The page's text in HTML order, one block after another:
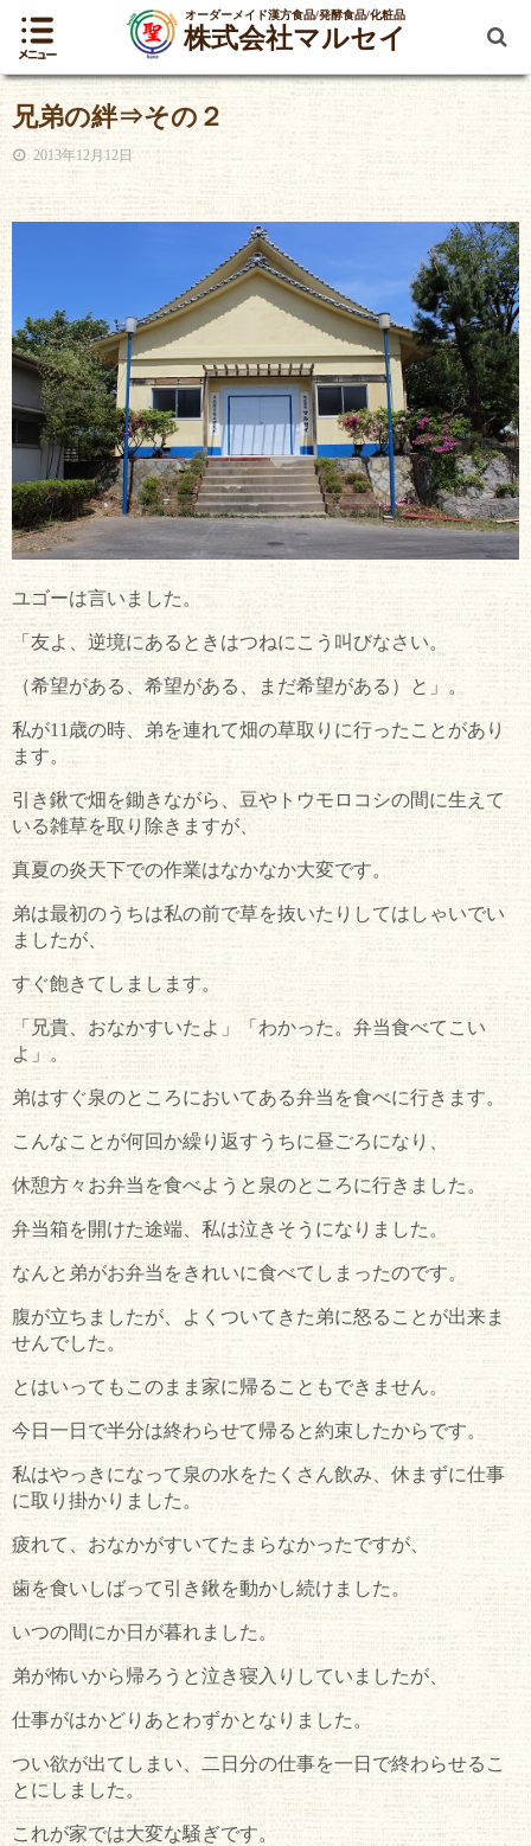
オーダーメイド漢方食品/発酵食品/化粧品
株式会社マルセイ
兄弟の絆⇒その２
2013年12月12日
ユゴーは言いました。
「友よ、逆境にあるときはつねにこう叫びなさい。
（希望がある、希望がある、まだ希望がある）と」。
私が11歳の時、弟を連れて畑の草取りに行ったことがあり
ます。
引き鍬で畑を鋤きながら、豆やトウモロコシの間に生えて
いる雑草を取り除きますが、
真夏の炎天下での作業はなかなか大変です。
弟は最初のうちは私の前で草を抜いたりしてはしゃいでい
ましたが、
すぐ飽きてしまします。
「兄貴、おなかすいたよ」「わかった。弁当食べてこい
よ」。
弟はすぐ泉のところにおいてある弁当を食べに行きます。
こんなことが何回か繰り返すうちに昼ごろになり、
休憩方々お弁当を食べようと泉のところに行きました。
弁当箱を開けた途端、私は泣きそうになりました。
なんと弟がお弁当をきれいに食べてしまったのです。
腹が立ちましたが、よくついてきた弟に怒ることが出来ま
せんでした。
とはいってもこのまま家に帰ることもできません。
今日一日で半分は終わらせて帰ると約束したからです。
私はやっきになって泉の水をたくさん飲み、休まずに仕事
に取り掛かりました。
疲れて、おなかがすいてたまらなかったですが、
歯を食いしばって引き鍬を動かし続けました。
いつの間にか日が暮れました。
弟が怖いから帰ろうと泣き寝入りしていましたが、
仕事がはかどりあとわずかとなりました。
つい欲が出てしまい、二日分の仕事を一日で終わらせるこ
とにしました。
これが家では大変な騒ぎです。